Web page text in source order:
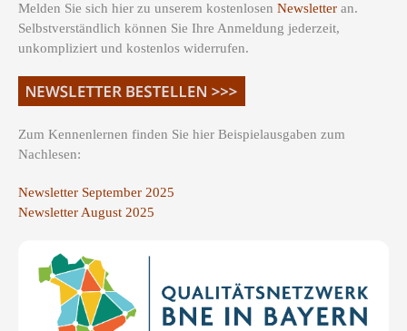
Melden Sie sich hier zu unserem kostenlosen Newsletter an.
Selbstverständlich können Sie Ihre Anmeldung jederzeit,
unkompliziert und kostenlos widerrufen.
Zum Kennenlernen finden Sie hier Beispielausgaben zum
Nachlesen:
Newsletter September 2025
Newsletter August 2025